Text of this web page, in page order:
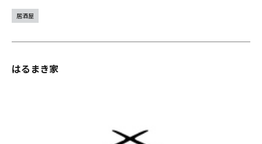
居酒屋
はるまき家